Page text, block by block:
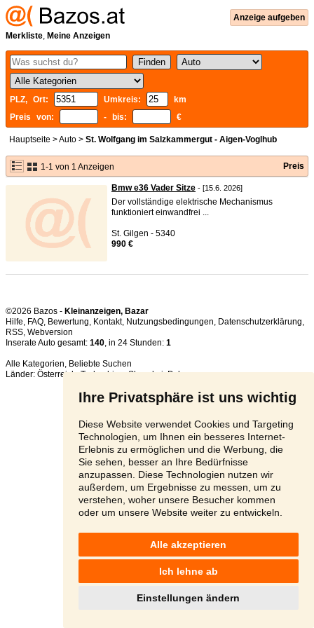
Ihre Privatsphäre ist uns wichtig
Diese Website verwendet Cookies und Targeting
Technologien, um Ihnen ein besseres Internet-
Erlebnis zu ermöglichen und die Werbung, die
Sie sehen, besser an Ihre Bedürfnisse
anzupassen. Diese Technologien nutzen wir
außerdem, um Ergebnisse zu messen, um zu
verstehen, woher unsere Besucher kommen
oder um unsere Website weiter zu entwickeln.
Alle akzeptieren
Ich lehne ab
Einstellungen ändern
Anzeige aufgeben
Merkliste, Meine Anzeigen
PLZ, Ort: Umkreis:
km
Preis von:
- bis: €
Hauptseite >Auto > St. Wolfgang im Salzkammergut - Aigen-Voglhub
1-1 von 1 Anzeigen Preis
Bmw e36 Vader Sitze - [15.6. 2026]
Der vollständige elektrische Mechanismus
funktioniert einwandfrei ...
St. Gilgen - 5340
990 €
©2026 Bazos - Kleinanzeigen, Bazar
Hilfe, FAQ, Bewertung, Kontakt, Nutzungsbedingungen, Datenschutzerklärung,
RSS,
Inserate Auto gesamt: 140, in 24 Stunden: 1
Alle Kategorien, Beliebte Suchen
Länder: Österreich,Tschechien,Slowakei,Polen